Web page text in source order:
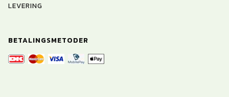
LEVERING
BETALINGSMETODER